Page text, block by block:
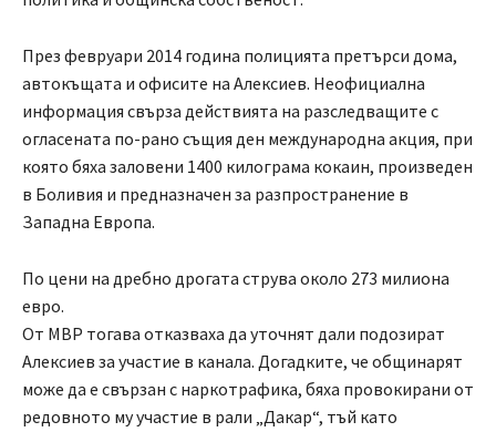
През февруари 2014 година полицията претърси дома,
автокъщата и офисите на Алексиев. Неофициална
информация свърза действията на разследващите с
огласената по-рано същия ден международна акция, при
която бяха заловени 1400 килограма кокаин, произведен
в Боливия и предназначен за разпространение в
Западна Европа.
По цени на дребно дрогата струва около 273 милиона
евро.
От МВР тогава отказваха да уточнят дали подозират
Алексиев за участие в канала. Догадките, че общинарят
може да е свързан с наркотрафика, бяха провокирани от
редовното му участие в рали „Дакар“, тъй като